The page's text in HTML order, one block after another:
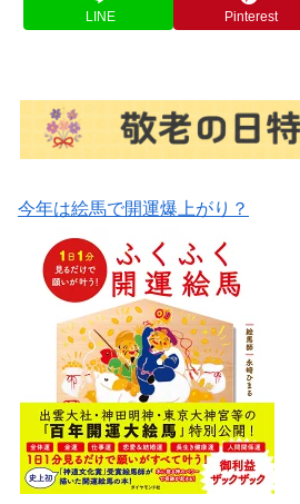
LINE Pinterest
今年は絵馬で開運爆上がり？